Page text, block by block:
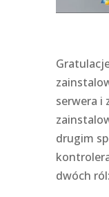
serwera i
drugim
dwóch ról: